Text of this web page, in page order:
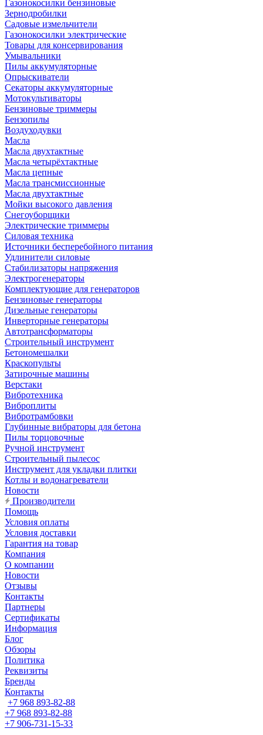
Газонокосилки бензиновые
Зернодробилки
Садовые измельчители
Газонокосилки электрические
Товары для консервирования
Умывальники
Пилы аккумуляторные
Опрыскиватели
Секаторы аккумуляторные
Мотокультиваторы
Бензиновые триммеры
Бензопилы
Воздуходувки
Масла
Масла двухтактные
Масла четырёхтактные
Масла цепные
Масла трансмиссионные
Масла двухтактные
Мойки высокого давления
Снегоуборщики
Электрические триммеры
Силовая техника
Источники бесперебойного питания
Удлинители силовые
Стабилизаторы напряжения
Электрогенераторы
Комплектующие для генераторов
Бензиновые генераторы
Дизельные генераторы
Инверторные генераторы
Автотрансформаторы
Строительный инструмент
Бетономешалки
Краскопульты
Затирочные машины
Верстаки
Вибротехника
Виброплиты
Вибротрамбовки
Глубинные вибраторы для бетона
Пилы торцовочные
Ручной инструмент
Строительный пылесос
Инструмент для укладки плитки
Котлы и водонагреватели
Новости
Производители
Помощь
Условия оплаты
Условия доставки
Гарантия на товар
Компания
О компании
Новости
Отзывы
Контакты
Партнеры
Сертификаты
Информация
Блог
Обзоры
Политика
Реквизиты
Бренды
Контакты
+7 968 893-82-88
+7 968 893-82-88
+7 906-731-15-33